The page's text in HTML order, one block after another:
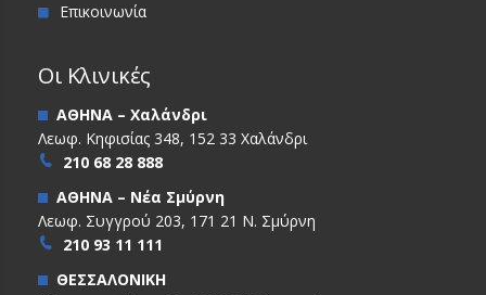
Επικοινωνία
Οι Κλινικές
ΑΘΗΝΑ – Χαλάνδρι
Λεωφ. Κηφισίας 348, 152 33 Χαλάνδρι
210 68 28 888
ΑΘΗΝΑ – Νέα Σμύρνη
Λεωφ. Συγγρού 203, 171 21 Ν. Σμύρνη
210 93 11 111
ΘΕΣΣΑΛΟΝΙΚΗ